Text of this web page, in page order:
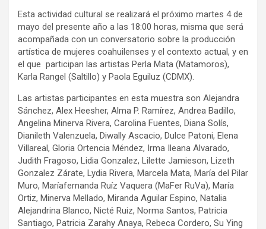
Esta actividad cultural se realizará el próximo martes 4 de
mayo del presente año a las 18:00 horas, misma que será
acompañada con un conversatorio sobre la producción
artística de mujeres coahuilenses y el contexto actual, y en
el que participan las artistas Perla Mata (Matamoros),
Karla Rangel (Saltillo) y Paola Eguiluz (CDMX).
Las artistas participantes en esta muestra son Alejandra
Sánchez, Alex Heesher, Alma P. Ramírez, Andrea Badillo,
Angelina Minerva Rivera, Carolina Fuentes, Diana Solís,
Dianileth Valenzuela, Diwally Ascacio, Dulce Patoni, Elena
Villareal, Gloria Ortencia Méndez, Irma Ileana Alvarado,
Judith Fragoso, Lidia Gonzalez, Lilette Jamieson, Lizeth
Gonzalez Zárate, Lydia Rivera, Marcela Mata, María del Pilar
Muro, Maríafernanda Ruíz Vaquera (MaFer RuVa), María
Ortiz, Minerva Mellado, Miranda Aguilar Espino, Natalia
Alejandrina Blanco, Nicté Ruiz, Norma Santos, Patricia
Santiago, Patricia Zarahy Anaya, Rebeca Cordero, Su Ying